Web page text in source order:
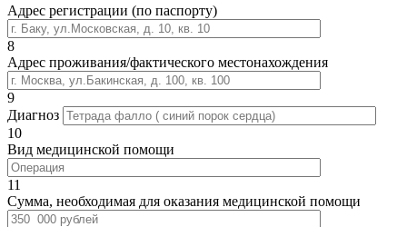
Адрес регистрации (по паспорту)
8
Адрес проживания/фактического местонахождения
9
Диагноз
10
Вид медицинской помощи
11
Сумма, необходимая для оказания медицинской помощи